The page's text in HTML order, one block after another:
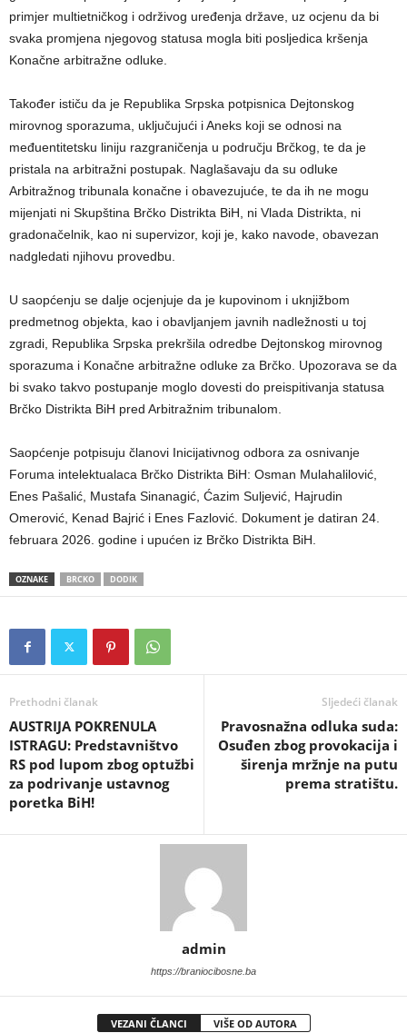
primjer multietničkog i održivog uređenja države, uz ocjenu da bi
svaka promjena njegovog statusa mogla biti posljedica kršenja
Konačne arbitražne odluke.
Također ističu da je Republika Srpska potpisnica Dejtonskog
mirovnog sporazuma, uključujući i Aneks koji se odnosi na
međuentitetsku liniju razgraničenja u području Brčkog, te da je
pristala na arbitražni postupak. Naglašavaju da su odluke
Arbitražnog tribunala konačne i obavezujuće, te da ih ne mogu
mijenjati ni Skupština Brčko Distrikta BiH, ni Vlada Distrikta, ni
gradonačelnik, kao ni supervizor, koji je, kako navode, obavezan
nadgledati njihovu provedbu.
U saopćenju se dalje ocjenjuje da je kupovinom i uknjižbom
predmetnog objekta, kao i obavljanjem javnih nadležnosti u toj
zgradi, Republika Srpska prekršila odredbe Dejtonskog mirovnog
sporazuma i Konačne arbitražne odluke za Brčko. Upozorava se da
bi svako takvo postupanje moglo dovesti do preispitivanja statusa
Brčko Distrikta BiH pred Arbitražnim tribunalom.
Saopćenje potpisuju članovi Inicijativnog odbora za osnivanje
Foruma intelektualaca Brčko Distrikta BiH: Osman Mulahalilović,
Enes Pašalić, Mustafa Sinanagić, Ćazim Suljević, Hajrudin
Omerović, Kenad Bajrić i Enes Fazlović. Dokument je datiran 24.
februara 2026. godine i upućen iz Brčko Distrikta BiH.
OZNAKE BRCKO DODIK
Prethodni članak
​AUSTRIJA POKRENULA
ISTRAGU: Predstavništvo
RS pod lupom zbog optužbi
za podrivanje ustavnog
poretka BiH!
Sljedeći članak
​Pravosnažna odluka suda:
Osuđen zbog provokacija i
širenja mržnje na putu
prema stratištu.
admin
https://braniocibosne.ba
VEZANI ČLANCI VIŠE OD AUTORA